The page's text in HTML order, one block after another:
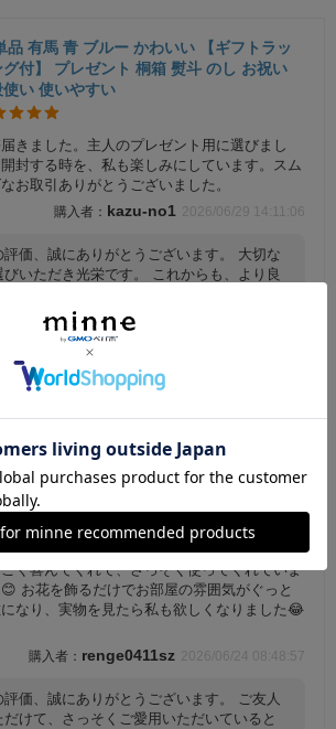
品 有馬 青 ブルー かわいい 【ギフトラッ
グ付】 プレゼント 桐箱 熨斗 のし お祝い
使い 使いやすい
きました。主人のプレゼント用に選びまし
封する時を、私も楽しみにしています。スム
お取引ありがとうございました。
kazu-no1 2026/06/29 14:11:06
評価、誠にありがとうございます。 大切な
いただき光栄です。 これからも、より良
ただけますようお願い申し上げます。 改め
ありがとうございました。
小 父の日 母の日 敬老の日 ギフト プレゼ
記念品 誕生日
へのプレゼントに購入しました✨ グレーの色
ても可愛くて、おしゃれな花瓶です🌷 友達
く喜んでくれて、さっそく使ってくれていま
😊 お花を飾るだけでお部屋の雰囲気がぐっと
なり、実物を見たら私も欲しくなりました😂
renge0411sz 2026/06/24 08:48:57
評価、誠にありがとうございます。 ご友人
けて、さっそくご愛用いただいていると